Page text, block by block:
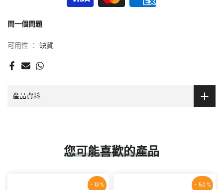
除了依賴自行分泌消化酵素，人體還可以從某些蔬果及保健食品攝
14種從自然界可攝取到的天然消化酵素，能全面幫助消化各種食物
結合多達14種天然消化酵素，功效更全面
全面促進各種食物及營養的消化及吸收，包括碳水化合物、蛋白
進餐時服用1粒，可因應需要於餐前、進餐時或餐後服用
問一個問題
可用性 ： 缺貨
產品資料
您可能喜歡的產品
- 13 % - 50 %